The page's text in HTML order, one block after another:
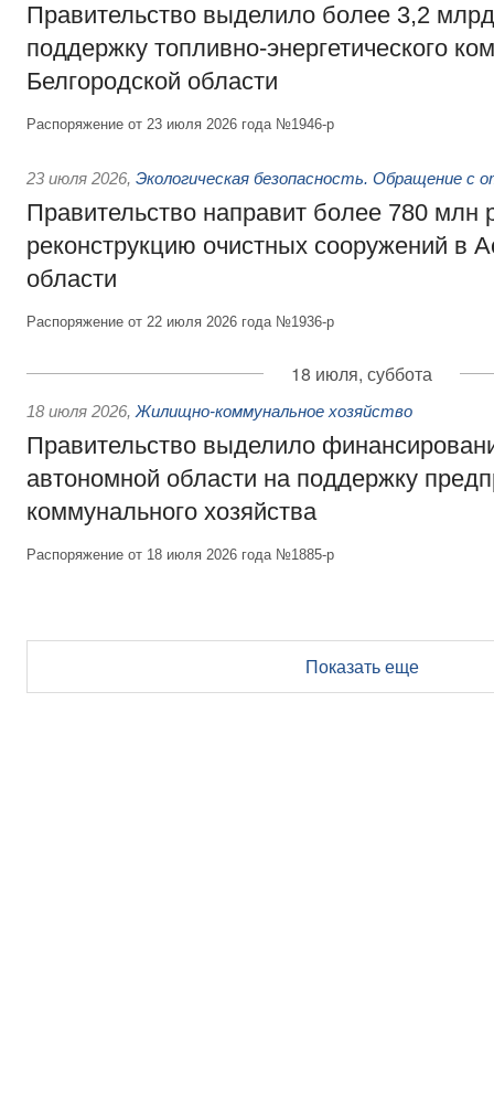
Правительство выделило более 3,2
поддержку топливно-энергетического
Белгородской области
Распоряжение от 23 июля 2026 года №1946-р
23 июля 2026, Экологическая безопасность. Обращение с
Правительство направит более 780 млн
реконструкцию очистных сооружений в
области
Распоряжение от 22 июля 2026 года №1936-р
18 июля, суббота
18 июля 2026, Жилищно-коммунальное хозяйство
Правительство выделило
автономной области на поддержку
коммунального хозяйства
Распоряжение от 18 июля 2026 года №1885-р
Показать еще